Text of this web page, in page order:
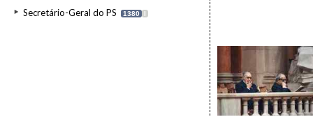
Secretário-Geral do PS 1380 I